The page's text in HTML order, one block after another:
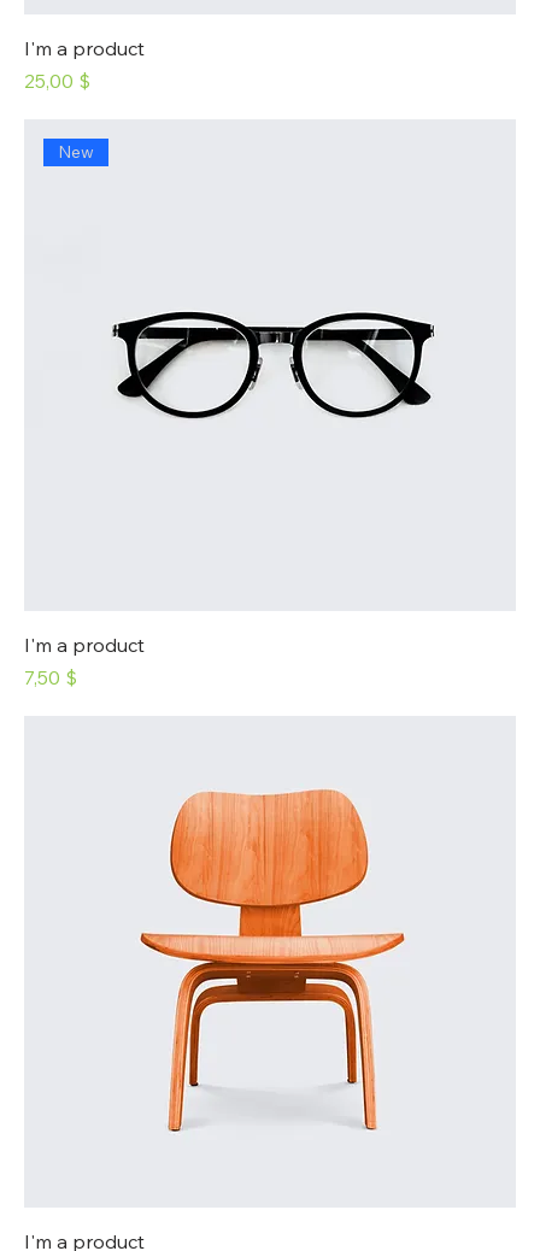
I'm a product
Prix
25,00 $
New
I'm a product
Prix
7,50 $
I'm a product